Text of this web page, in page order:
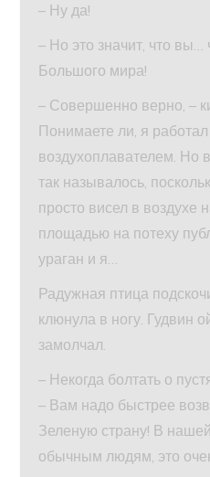
– Ну да!
– Но это значит, что
Большого мира!
– Совершенно верно, –
Понимаете ли, я
воздухоплавателем. Но
так называлось,
просто висел в воздухе
площадью на потеху
ураган и я…
Радужная птица
клюнула в ногу. Гудвин
замолчал.
– Некогда болтать о
– Вам надо быстрее
Зеленую страну! В
обычным людям, это